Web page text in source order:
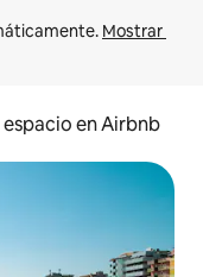
Mostrar
espacio en Airbnb